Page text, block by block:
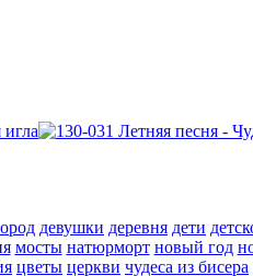
девушки деревня дети
мосты натюрморт новый год
цветы церкви чудеса из бисера